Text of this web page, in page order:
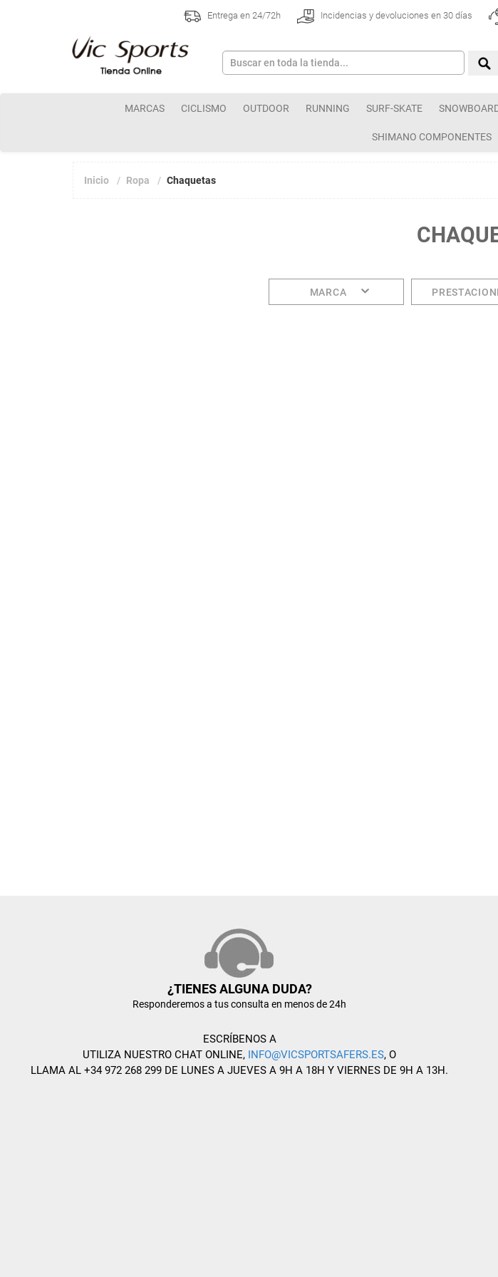
Entrega en 24/72h Incidencias y devoluciones en 30 días
MARCAS CICLISMO OUTDOOR RUNNING SURF-SKATE
SHIMANO COMPONENTES
Inicio Ropa Chaquetas
MARCA
¿TIENES ALGUNA DUDA?
Responderemos a tus consulta en menos de 24h
ESCRÍBENOS A
UTILIZA NUESTRO CHAT ONLINE, INFO@VICSPORTSAFERS.ES, O
LLAMA AL +34 972 268 299 DE LUNES A JUEVES A 9H A 18H Y VIERNES DE 9H A 13H.